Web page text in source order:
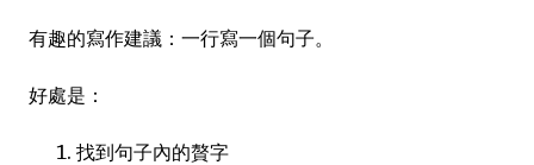
有趣的寫作建議：一行寫一個句子。
好處是：
找到句子內的贅字